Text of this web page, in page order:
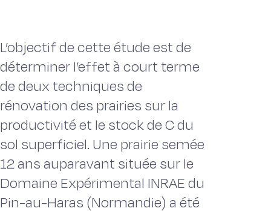
L’objectif de cette étude est de
déterminer l’effet à court terme
de deux techniques de
rénovation des prairies sur la
productivité et le stock de C du
sol superficiel. Une prairie semée
12 ans auparavant située sur le
Domaine Expérimental INRAE du
Pin-au-Haras (Normandie) a été